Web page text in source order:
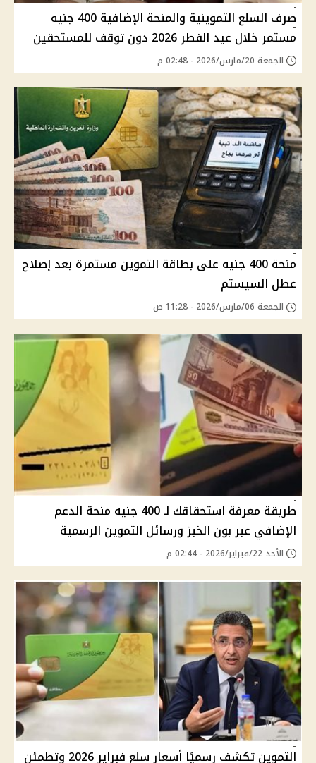
صرف السلع التموينية والمنحة الإضافية 400 جنيه
مستمر خلال عيد الفطر 2026 دون توقف للمستحقين
الجمعة 20/مارس/2026 - 02:48 م
منحة 400 جنيه على بطاقة التموين مستمرة بعد إصلاح
عطل السيستم
الجمعة 06/مارس/2026 - 11:28 ص
طريقة معرفة استحقاقك لـ 400 جنيه منحة الدعم
الإضافي عبر بون الخبز ورسائل التموين الرسمية
الأحد 22/فبراير/2026 - 02:44 م
التموين تكشف رسميًا أسعار سلع فبراير 2026 وتطمئن